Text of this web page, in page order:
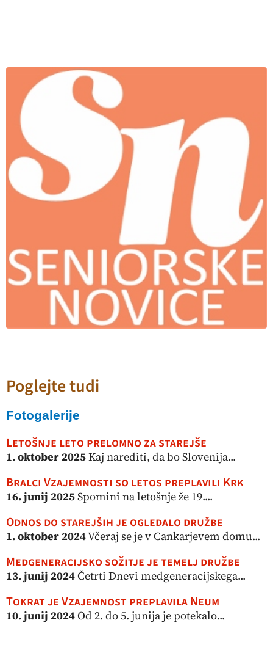
Poglejte tudi
Fotogalerije
Letošnje leto prelomno za starejše
1. oktober 2025Kaj narediti, da bo Slovenija...
Bralci Vzajemnosti so letos preplavili Krk
16. junij 2025Spomini na letošnje že 19....
Odnos do starejših je ogledalo družbe
1. oktober 2024Včeraj se je v Cankarjevem domu...
Medgeneracijsko sožitje je temelj družbe
13. junij 2024Četrti Dnevi medgeneracijskega...
Tokrat je Vzajemnost preplavila Neum
10. junij 2024Od 2. do 5. junija je potekalo...